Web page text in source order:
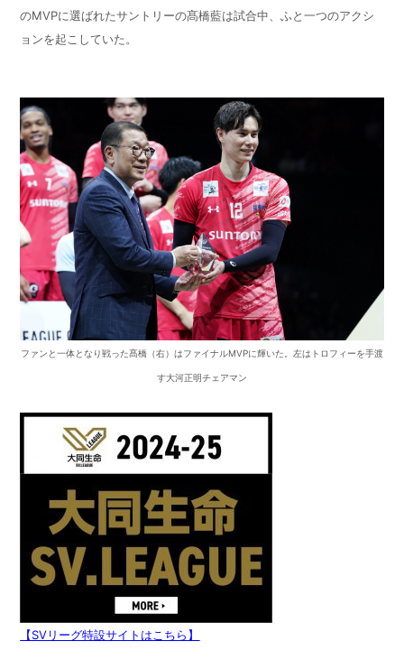
のMVPに選ばれたサントリーの髙橋藍は試合中、ふと一つのアクシ
ョンを起こしていた。
ファンと一体となり戦った髙橋（右）はファイナルMVPに輝いた。左はトロフィーを手渡
す大河正明チェアマン
【SVリーグ特設サイトはこちら】